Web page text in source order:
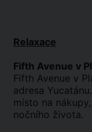
Relaxace
Fifth Avenue v
Fifth Avenue v
adresa
místo na
nočního života.